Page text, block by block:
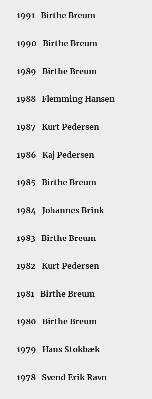
1991 Birthe Breum
1990 Birthe Breum
1989 Birthe Breum
1988 Flemming Hansen
1987 Kurt Pedersen
1986 Kaj Pedersen
1985 Birthe Breum
1984 Johannes Brink
1983 Birthe Breum
1982 Kurt Pedersen
1981 Birthe Breum
1980 Birthe Breum
1979 Hans Stokbæk
1978 Svend Erik Ravn